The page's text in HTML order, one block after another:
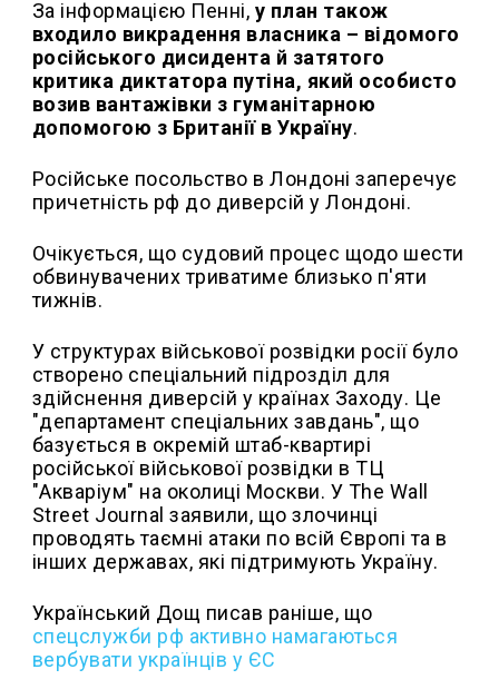
За інформацією Пенні, у план також
входило викрадення власника – відомого
російського дисидента й затятого
критика диктатора путіна, який особисто
возив вантажівки з гуманітарною
допомогою з Британії в Україну.
Російське посольство в Лондоні заперечує
причетність рф до диверсій у Лондоні.
Очікується, що судовий процес щодо шести
обвинувачених триватиме близько п'яти
тижнів.
У структурах військової розвідки росії було
створено спеціальний підрозділ для
здійснення диверсій у країнах Заходу. Це
"департамент спеціальних завдань", що
базується в окремій штаб-квартирі
російської військової розвідки в ТЦ
"Акваріум" на околиці Москви. У The Wall
Street Journal заявили, що злочинці
проводять таємні атаки по всій Європі та в
інших державах, які підтримують Україну.
Український Дощ писав раніше, що
спецслужби рф активно намагаються
вербувати українців у ЄС